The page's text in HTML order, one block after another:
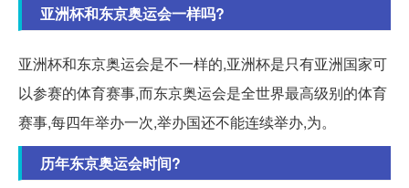
亚洲杯和东京奥运会一样吗?
亚洲杯和东京奥运会是不一样的,亚洲杯是只有亚洲国家可
以参赛的体育赛事,而东京奥运会是全世界最高级别的体育
赛事,每四年举办一次,举办国还不能连续举办,为。
历年东京奥运会时间?